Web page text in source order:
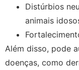
Distúrbios
animais
Além disso, pode
doenças, como